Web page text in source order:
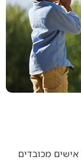
מכובדים